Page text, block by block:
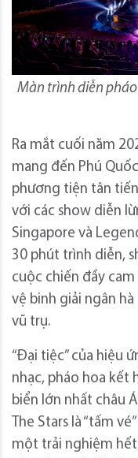
Màn trình diễn
Ra mắt cuối năm
mang đến Phú
phương tiện tân
với các show diễn
Singapore và
30 phút trình diễn,
cuộc chiến đầy
vệ binh giải ngân
vũ trụ.
“Đại tiệc” của hiệu
nhạc, pháo hoa kết
biển lớn nhất châu
The Stars là “tấm
một trải nghiệm hết